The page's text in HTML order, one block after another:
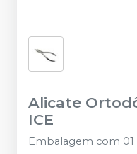
Alicate
ICE
Embalagem com 01